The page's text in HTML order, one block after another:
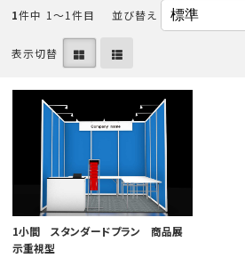
1件中 1〜1件目 並び替え
表示切替
1小間 スタンダードプラン 商品展
示重視型